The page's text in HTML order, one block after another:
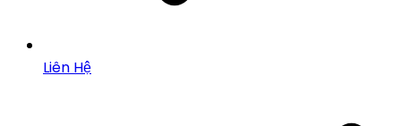
Liên Hệ